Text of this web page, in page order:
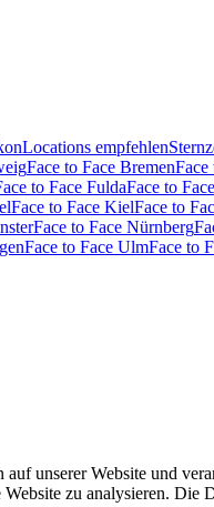
Locations empfehlen
Face to Face BremenFace
to Face FuldaFace to
Face to Face KielFace to
Face to Face Nürnberg
Face to Face UlmFace to
unserer Website und
zu analysieren.